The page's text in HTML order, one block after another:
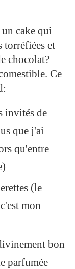
un cake qui
torréfiées et
chocolat?
Ce
invités de
que j'ai
qu'entre
(le
mon
bon
parfumée